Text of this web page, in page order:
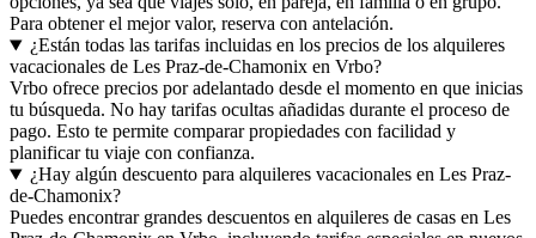
Para obtener el mejor valor, reserva con antelación.
¿Están todas las tarifas incluidas en los precios de los alquileres
vacacionales de Les Praz-de-Chamonix en Vrbo?
Vrbo ofrece precios por adelantado desde el momento en que inicias
tu búsqueda. No hay tarifas ocultas añadidas durante el proceso de
pago. Esto te permite comparar propiedades con facilidad y
planificar tu viaje con confianza.
¿Hay algún descuento para alquileres vacacionales en Les Praz-
de-Chamonix?
Puedes encontrar grandes descuentos en alquileres de casas en Les